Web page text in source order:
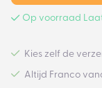
Op voorraad
Kies zelf de
Altijd Franco